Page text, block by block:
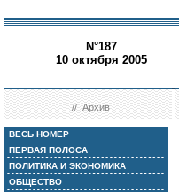
N°187
10 октября 2005
//Архив
ВЕСЬ НОМЕР
ПЕРВАЯ ПОЛОСА
ПОЛИТИКА И ЭКОНОМИКА
ОБЩЕСТВО